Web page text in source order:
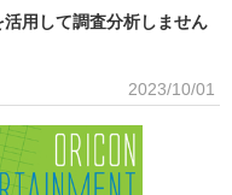
ー7人全員が日本人ながら海外を主戦
る。オリコンリサーチではガールズグ
し活・消費行動などを多角的に調査
えの作品がある】日本のガールズグ
用して調査分析しません
世の中に影響力を持つオリコン・ラン
本人を価値観という視点から、予め
ならではの「エンタメ」に特化音楽ア
ラマ・ライブ・ゲーム…など、エンタ
2023/10/01